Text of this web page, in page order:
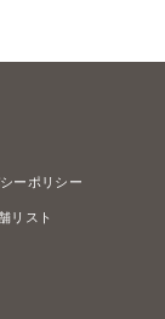
ーポリシー
リスト